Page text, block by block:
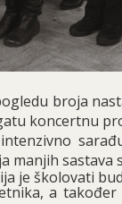
broja
koncertnu
manjih sastava
je školovati
a